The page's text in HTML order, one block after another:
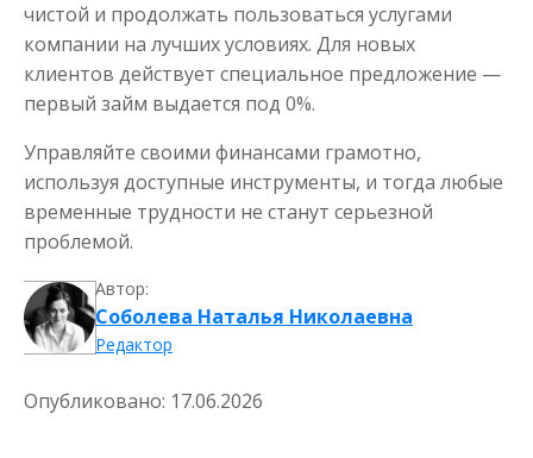
чистой и продолжать пользоваться услугами
компании на лучших условиях. Для новых
клиентов действует специальное предложение —
первый займ выдается под 0%.
Управляйте своими финансами грамотно,
используя доступные инструменты, и тогда любые
временные трудности не станут серьезной
проблемой.
Автор:
Соболева Наталья Николаевна
Редактор
Опубликовано: 17.06.2026